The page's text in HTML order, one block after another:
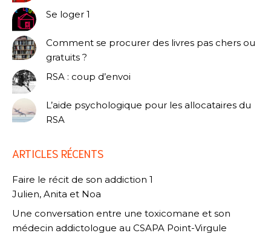
Se loger 1
Comment se procurer des livres pas chers ou
gratuits ?
RSA : coup d’envoi
L’aide psychologique pour les allocataires du
RSA
ARTICLES RÉCENTS
Faire le récit de son addiction 1
Julien, Anita et Noa
Une conversation entre une toxicomane et son
médecin addictologue au CSAPA Point-Virgule